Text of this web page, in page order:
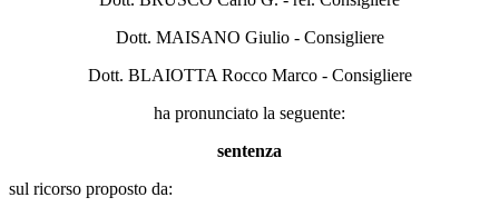
Dott. MAISANO Giulio - Consigliere
Dott. BLAIOTTA Rocco Marco - Consigliere
ha pronunciato la seguente:
sentenza
sul ricorso proposto da: